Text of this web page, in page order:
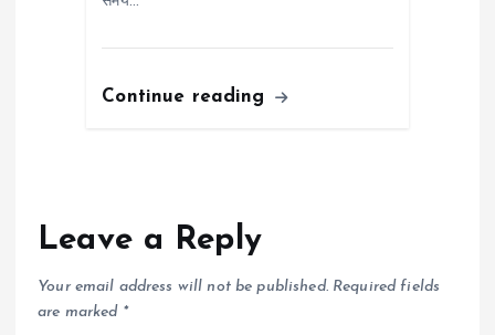
Continue reading
Leave a Reply
Your email address will not be published. Required fields
are marked *